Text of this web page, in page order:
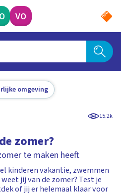
VO
omgeving
15.2k
zomer?
te maken heeft
kinderen vakantie, zwemmen
jij van de zomer? Test je
of jij er helemaal klaar voor